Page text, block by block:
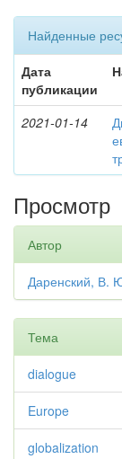
Найденные
Дата
публикации
2021-01-14
Просмотр
Автор
Даренский, В.
Тема
dialogue
Europe
globalization